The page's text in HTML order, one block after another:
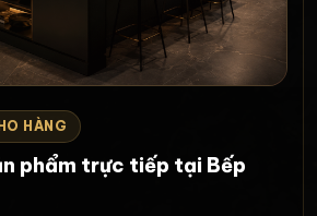
HÀNG
phẩm trực tiếp tại Bếp